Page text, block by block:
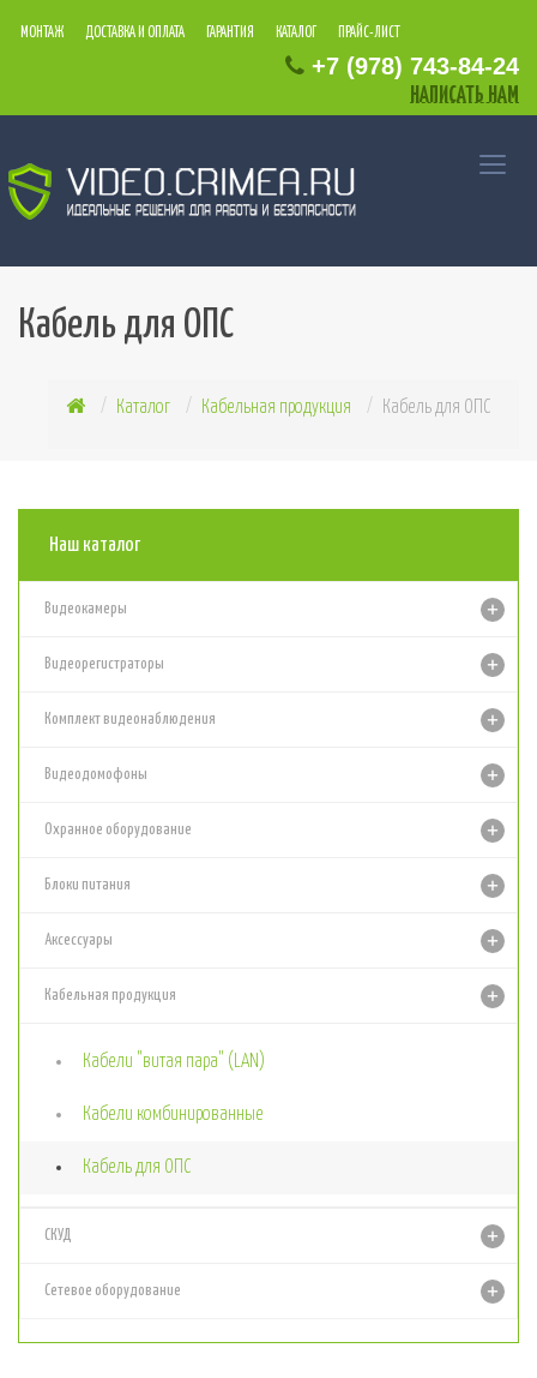
МОНТАЖ ДОСТАВКА И ОПЛАТА ГАРАНТИЯ КАТАЛОГ ПРАЙС-ЛИСТ
+7 (978) 743-84-24
НАПИСАТЬ НАМ
Кабель для ОПС
Каталог Кабельная продукция Кабель для ОПС
Наш каталог
Видеокамеры
Видеорегистраторы
Комплект видеонаблюдения
Видеодомофоны
Охранное оборудование
Блоки питания
Аксессуары
Кабельная продукция
Кабели "витая пара" (LAN)
Кабели комбинированные
Кабель для ОПС
СКУД
Сетевое оборудование